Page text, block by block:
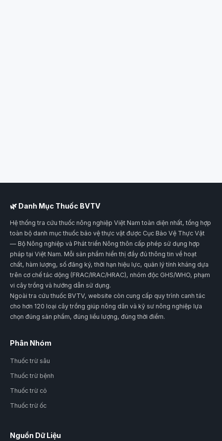
🌿 Danh Mục Thuốc BVTV
Hệ thống tra cứu thuốc nông nghiệp Việt Nam toàn diện nhất, tổng hợp
toàn bộ danh mục thuốc bảo vệ thực vật được Cục Bảo Vệ Thực Vật
— Bộ Nông nghiệp và Phát triển Nông thôn cấp phép sử dụng hợp
pháp tại Việt Nam. Mỗi sản phẩm hiển thị đầy đủ thông tin về hoạt
chất, hàm lượng, số đăng ký, thời hạn hiệu lực, quản lý tính kháng dựa
trên cơ chế tác dộng (FRAC/IRAC/HRAC), nhóm độc GHS/WHO, phạm
vi cây trồng và hướng dẫn sử dụng.
Ngoài tra cứu thuốc BVTV, website còn cung cấp quy trình canh tác
cho hơn 120 loại cây trồng giúp nông dân và kỹ sư nông nghiệp lựa
chọn đúng sản phẩm, đúng liều lượng, đúng thời điểm.
Phân Nhóm
Thuốc trừ sâu
Thuốc trừ bệnh
Thuốc trừ cỏ
Thuốc trừ ốc
Nguồn Dữ Liệu